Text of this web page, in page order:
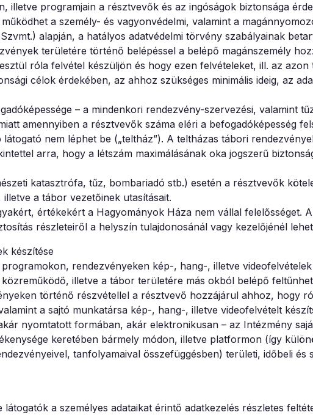
programjain a résztvevők és az ingóságok biztonsága
a személy- és vagyonvédelmi, valamint a
alapján, a hatályos adatvédelmi törvény szabályainak
területére történő belépéssel a belépő magánszemély
róla felvétel készüljön és hogy ezen felvételeket, ill. az azon
célok érdekében, az ahhoz szükséges minimális ideig, az
– a mindenkori rendezvény-szervezési, valamint
amennyiben a résztvevők száma eléri a befogadóképesség
nem léphet be („teltház”). A teltházas tábori
arra, hogy a létszám maximálásának oka jogszerű
katasztrófa, tűz, bombariadó stb.) esetén a résztvevők
a tábor vezetőinek utasításait.
értékekért a Hagyományok Háza nem vállal felelősséget.
részleteiről a helyszín tulajdonosánál vagy kezelőjénél
készítése
rendezvényeken kép-, hang-, illetve
illetve a tábor területére más okból belépő
történő részvétellel a résztvevő hozzájárul ahhoz, hogy
a sajtó munkatársa kép-, hang-, illetve videofelvételt
nyomtatott formában, akár elektronikusan – az Intézmény
keretében bármely módon, illetve platformon (így
tanfolyamaival összefüggésben) területi, időbeli és
a személyes adataikat érintő adatkezelés részletes